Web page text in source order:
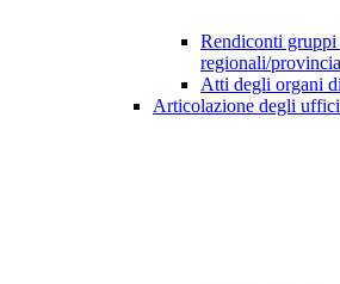
Rendiconti
regionali/
Atti degli organi
Articolazione degli uffici